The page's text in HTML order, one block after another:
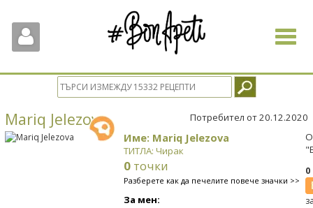
Toggle
Mariq Jelezova Потребител от 20.12.2020
Име: Mariq Jelezova
ТИТЛА: Чирак
0 точки
Разберете как да печелите повече значки >>
За мен: